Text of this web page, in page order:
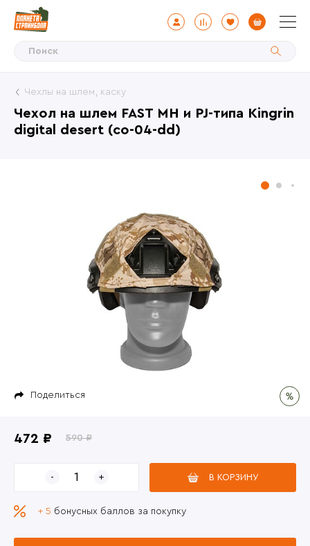
Чехол на шлем FAST MH и PJ-типа Kingrin
digital desert (co-04-dd)
Чехлы на шлем, каску
Поделиться
472 ₽ 590 ₽
В КОРЗИНУ
+ 5 бонусных баллов за покупку